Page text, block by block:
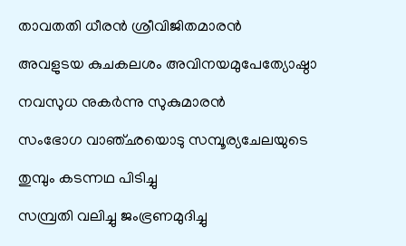
താവതതി ധീരൻ ശ്രീവിജിതമാരൻ
അവളുടയ കുചകലശം അവിനയമുപേത്യോഷ്ഠാ
നവസുധ നുകർന്നു സുകുമാരൻ
സംഭോഗ വാഞ്ഛയൊടു സമ്പൂര്യചേലയുടെ
തുമ്പും കടന്നഥ പിടിച്ചു
സമ്പ്രതി വലിച്ചു ജംഭ്രണമുദിച്ചു